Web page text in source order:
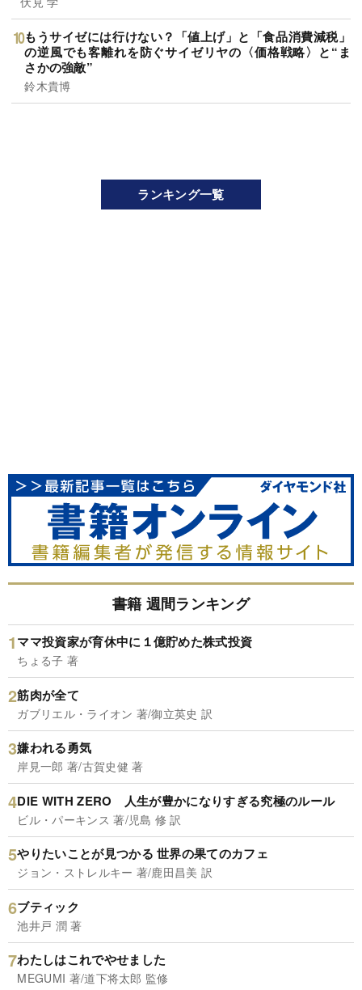
もうサイゼには行けない？「値上げ」と「食品消費減税」
の逆風でも客離れを防ぐサイゼリヤの〈価格戦略〉と“ま
さかの強敵”
鈴木貴博
ランキング一覧
書籍 週間ランキング
ママ投資家が育休中に１億貯めた株式投資
ちょる子 著
筋肉が全て
ガブリエル・ライオン 著/御立英史 訳
嫌われる勇気
岸見一郎 著/古賀史健 著
DIE WITH ZERO 人生が豊かになりすぎる究極のルール
ビル・パーキンス 著/児島 修 訳
やりたいことが見つかる 世界の果てのカフェ
ジョン・ストレルキー 著/鹿田昌美 訳
ブティック
池井戸 潤 著
わたしはこれでやせました
MEGUMI 著/道下将太郎 監修